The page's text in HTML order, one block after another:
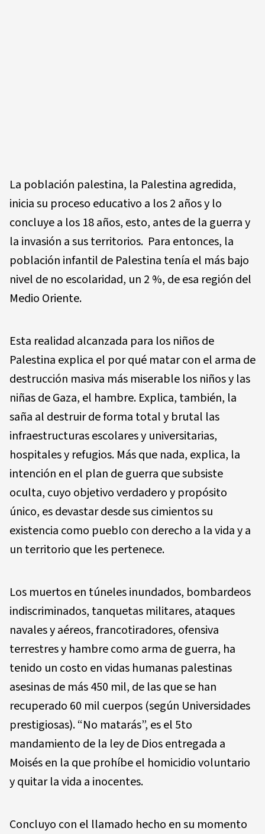
La población palestina, la Palestina agredida,
inicia su proceso educativo a los 2 años y lo
concluye a los 18 años, esto, antes de la guerra y
la invasión a sus territorios. Para entonces, la
población infantil de Palestina tenía el más bajo
nivel de no escolaridad, un 2 %, de esa región del
Medio Oriente.
Esta realidad alcanzada para los niños de
Palestina explica el por qué matar con el arma de
destrucción masiva más miserable los niños y las
niñas de Gaza, el hambre. Explica, también, la
saña al destruir de forma total y brutal las
infraestructuras escolares y universitarias,
hospitales y refugios. Más que nada, explica, la
intención en el plan de guerra que subsiste
oculta, cuyo objetivo verdadero y propósito
único, es devastar desde sus cimientos su
existencia como pueblo con derecho a la vida y a
un territorio que les pertenece.
Los muertos en túneles inundados, bombardeos
indiscriminados, tanquetas militares, ataques
navales y aéreos, francotiradores, ofensiva
terrestres y hambre como arma de guerra, ha
tenido un costo en vidas humanas palestinas
asesinas de más 450 mil, de las que se han
recuperado 60 mil cuerpos (según Universidades
prestigiosas). “No matarás”, es el 5to
mandamiento de la ley de Dios entregada a
Moisés en la que prohíbe el homicidio voluntario
y quitar la vida a inocentes.
Concluyo con el llamado hecho en su momento